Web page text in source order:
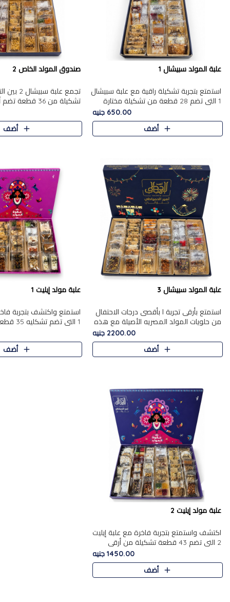
علبة المولد سبيشال 1
استمتع بتجربة تشكيلة راقية مع علبة سبيشال
1 التي تضم 28 قطعة من تشكيلة مختارة
بعناية من أفخر حلويات المولد المصرية
الأصلية الشرقية. تحتوي ال..
650.00 جنيه
أضف
صندوق المولد الخاص 2
تجمع علبة
المولد الشرقية. تحتوي
بالفول، والجزرية بالبن..
أضف
علبة المولد سبيشال 3
استمتع بأرقى تجربة ا بأقصى درجات الاحتفال
من حلويات المولد المصريه الأصيلة مع هذه
الفخامة مع علبة سبيشال 3 التي تضم 56
قطعة من تشكيلة استثن..
2200.00 جنيه
أضف
علبة مولد إيليت 1
استمتع واكتشف بتجربة
1 التي
حلويات المولد المصري
بشكل جميل في علبة
أضف
علبة مولد إيليت 2
اكتشف واستمتع بتجربة فاخرة مع علبة إيليت
2 التي تضم 43 قطعة تشكيلة من أرقى
حلويات المولد الشرقية المصرية الأصيلة
,معروضة بشكل جميل في علبة أ..
1450.00 جنيه
أضف